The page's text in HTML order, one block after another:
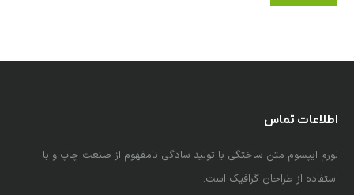
اطلاعات تماس
لورم ایپسوم متن ساختگی با تولید سادگی نامفهوم از صنعت چاپ و با
استفاده از طراحان گرافیک است.